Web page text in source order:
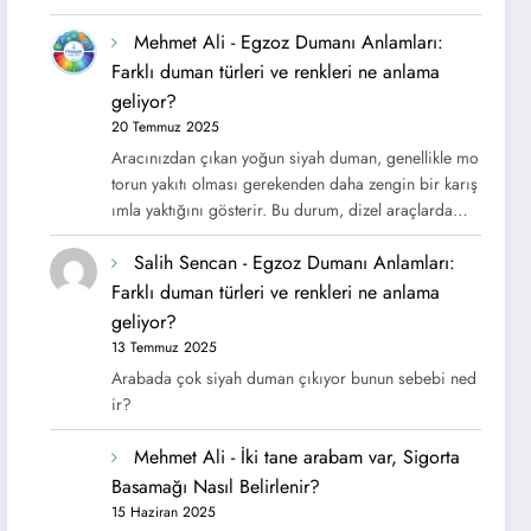
Mehmet Ali - Egzoz Dumanı Anlamları:
Farklı duman türleri ve renkleri ne anlama
geliyor?
20 Temmuz 2025
Aracınızdan çıkan yoğun siyah duman, genellikle mo
torun yakıtı olması gerekenden daha zengin bir karış
ımla yaktığını gösterir. Bu durum, dizel araçlarda…
Salih Sencan - Egzoz Dumanı Anlamları:
Farklı duman türleri ve renkleri ne anlama
geliyor?
13 Temmuz 2025
Arabada çok siyah duman çıkıyor bunun sebebi ned
ir?
Mehmet Ali - İki tane arabam var, Sigorta
Basamağı Nasıl Belirlenir?
15 Haziran 2025